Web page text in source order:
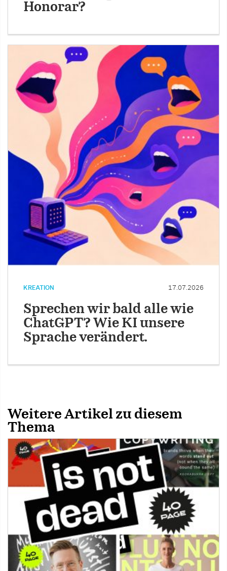
Honorar?
KREATION 17.07.2026
Sprechen wir bald alle wie
ChatGPT? Wie KI unsere
Sprache verändert.
Weitere Artikel zu diesem
Thema